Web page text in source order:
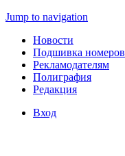
Jump to navigation
Новости
Подшивка номеров
Рекламодателям
Полиграфия
Редакция
Вход